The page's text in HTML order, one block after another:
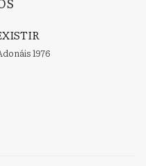
1976